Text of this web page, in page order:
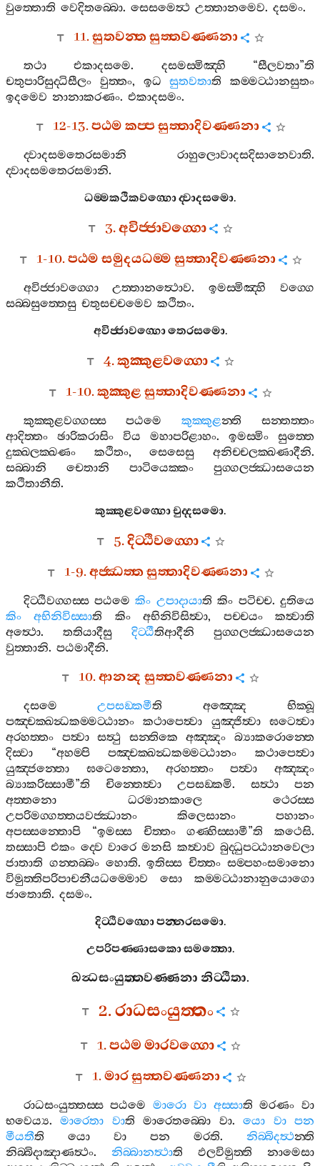
වුත‍්තොති වෙදිතබ‍්බො. සෙසමෙත්‍ථ උත‍්තානමෙව. දසමං.
11.සුතවන‍්තසුත‍්තවණ‍්ණනා
තථා එකාදසමෙ. දසමස‍්මිඤ‍්හි “සීලවතා”ති
චතුපාරිසුද‍්ධිසීලං
වුත‍්තං, ඉධ සුතවතාති
කම‍්මට‍්ඨානසුතං
ඉදමෙව නානාකරණං. එකාදසමං.
12-13.පඨමකප‍්පසුත‍්තාදිවණ‍්ණනා
ද‍්වාදසමතෙරසමානි රාහුලොවාදසදිසානෙවාති.
ද‍්වාදසමතෙරසමානි.
ධම‍්මකථිකවග‍්ගොද‍්වාදසමො.
3.අවිජ‍්ජාවග‍්ගො
1-10.පඨමසමුදයධම‍්මසුත‍්තාදිවණ‍්ණනා
අවිජ‍්ජාවග‍්ගො උත‍්තානත්‍ථොව.ඉමස‍්මිඤ‍්හි
වග‍්ගෙ
සබ‍්බසුත‍්තෙසු චතුසච‍්චමෙව කථිතං.
අවිජ‍්ජාවග‍්ගොතෙරසමො.
4.කුක‍්කුළවග‍්ගො
1-10.කුක‍්කුළසුත‍්තාදිවණ‍්ණනා
කුක‍්කුළවග‍්ගස‍්ස පඨමෙ කුක‍්කුළන‍්ති
සන‍්තත‍්තං
ආදිත‍්තං
ඡාරිකරාසිං විය මහාපරිළාහං. ඉමස‍්මිං
සුත‍්තෙ
දුක‍්ඛලක‍්ඛණං
කථිතං,සෙසෙසු අනිච‍්චලක‍්ඛණාදීනි.
සබ‍්බානි
චෙතානි පාටියෙක‍්කං
පුග‍්ගලජ‍්ඣාසයෙන
කථිතානීති.
කුක‍්කුළවග‍්ගොචුද‍්දසමො.
5.දිට‍්ඨිවග‍්ගො
1-9.අජ‍්ඣත‍්තසුත‍්තාදිවණ‍්ණනා
දිට‍්ඨිවග‍්ගස‍්ස පඨමෙ කිං උපාදායාති කිං පටිච‍්ච.දුතියෙ
කිං
අභිනිවිස‍්සාති කිං අභිනිවිසිත්‍වා, පච‍්චයං
කත්‍වාති
අත්‍ථො. තතියාදීසු දිට‍්ඨීතිආදීනි
පුග‍්ගලජ‍්ඣාසයෙන
වුත‍්තානි. පඨමාදීනි.
10.ආනන්‍ද සුත‍්තවණ‍්ණනා
දසමෙ උපසඞ‍්කමීති අඤ‍්ඤෙ
භික‍්ඛූ
පඤ‍්චක‍්ඛන්‍ධකම‍්මට‍්ඨානං
කථාපෙත්‍වා යුඤ‍්ජිත්‍වා
ඝටෙත්‍වා
අරහත‍්තං
පත්‍වා සත්‍ථු සන‍්තිකෙ අඤ‍්ඤං
බ්‍යාකරොන‍්තෙ
දිස‍්වා “අහම‍්පි පඤ‍්චක‍්ඛන්‍ධකම‍්මට‍්ඨානං
කථාපෙත්‍වා
යුඤ‍්ජන‍්තො
ඝටෙන‍්තො, අරහත‍්තං පත්‍වා
අඤ‍්ඤං
බ්‍යාකරිස‍්සාමී”ති චින‍්තෙත්‍වා උපසඞ‍්කමි. සත්‍ථා
පන
අත‍්තනො
ධරමානකාලෙ
ථෙරස‍්ස
උපරිමග‍්ගත‍්තයවජ‍්ඣානං
කිලෙසානං
පහානං
අපස‍්සන‍්තොපි “ඉමස‍්ස චිත‍්තං ගණ‍්හිස‍්සාමී”ති කථෙසි.
තස‍්සාපි එකං ද‍්වෙ වාරෙ මනසි කත්‍වාව බුද‍්ධුපට‍්ඨානවෙලා
ජාතාති ගන‍්තබ‍්බං හොති.ඉතිස‍්ස චිත‍්තං සම‍්පහංසමානො
විමුත‍්තිපරිපාචනීයධම‍්මොව
සො
කම‍්මට‍්ඨානානුයොගො
ජාතොති. දසමං.
දිට‍්ඨිවග‍්ගොපන‍්නරසමො.
උපරිපණ‍්ණාසකොසමත‍්තො.
ඛන්‍ධසංයුත‍්තවණ‍්ණනා නිට‍්ඨිතා.
2.රාධසංයුත‍්තං
1.පඨමමාරවග‍්ගො
1.මාරසුත‍්තවණ‍්ණනා
රාධසංයුත‍්තස‍්ස පඨමෙ මාරො වා අස‍්සාති මරණං වා
භවෙය්‍ය.මාරෙතා වාති මාරෙතබ‍්බො වා.යො වා
පන
මීයතීති යො වා පන මරති. නිබ‍්බිදත්‍ථන‍්ති
නිබ‍්බිදාඤාණත්‍ථං. නිබ‍්බානත්‍ථාති ඵලවිමුත‍්ති
නාමෙසා